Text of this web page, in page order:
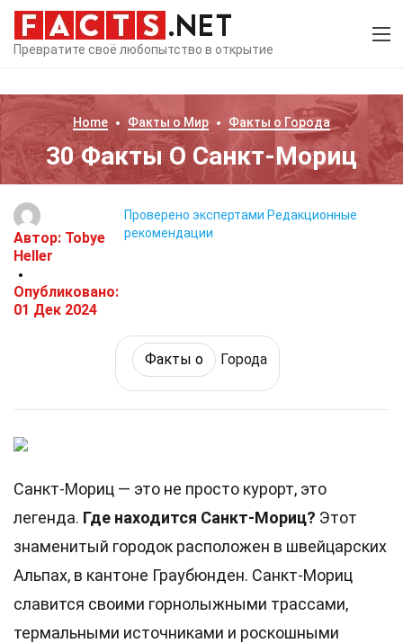
Превратите своё любопытство в открытие
Home Факты о Мир Факты о Города
30 Факты О Санкт-Мориц
Автор: Tobye
Heller
Опубликовано:
01 Дек 2024
Проверено экспертами Редакционные
рекомендации
Факты о Города
Санкт-Мориц — это не просто курорт, это
легенда. Где находится Санкт-Мориц? Этот
знаменитый городок расположен в швейцарских
Альпах, в кантоне Граубюнден. Санкт-Мориц
славится своими горнолыжными трассами,
термальными источниками и роскошными